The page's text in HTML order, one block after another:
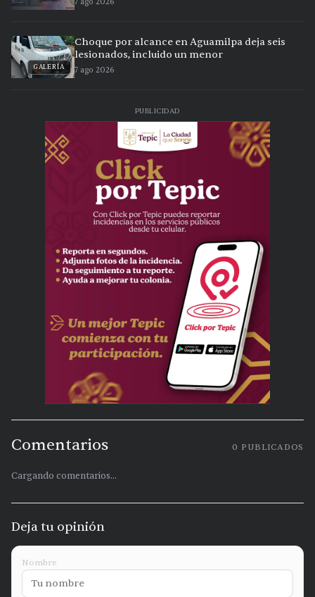
GALERÍA
Choque por alcance en Aguamilpa deja seis
lesionados, incluido un menor
7 ago 2026
PUBLICIDAD
Comentarios 0 PUBLICADOS
Cargando comentarios...
Deja tu opinión
Nombre